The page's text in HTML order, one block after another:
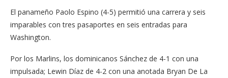
El panameño Paolo Espino (4-5) permitió una carrera y seis
imparables con tres pasaportes en seis entradas para
Washington.
Por los Marlins, los dominicanos Sánchez de 4-1 con una
impulsada; Lewin Díaz de 4-2 con una anotada Bryan De La